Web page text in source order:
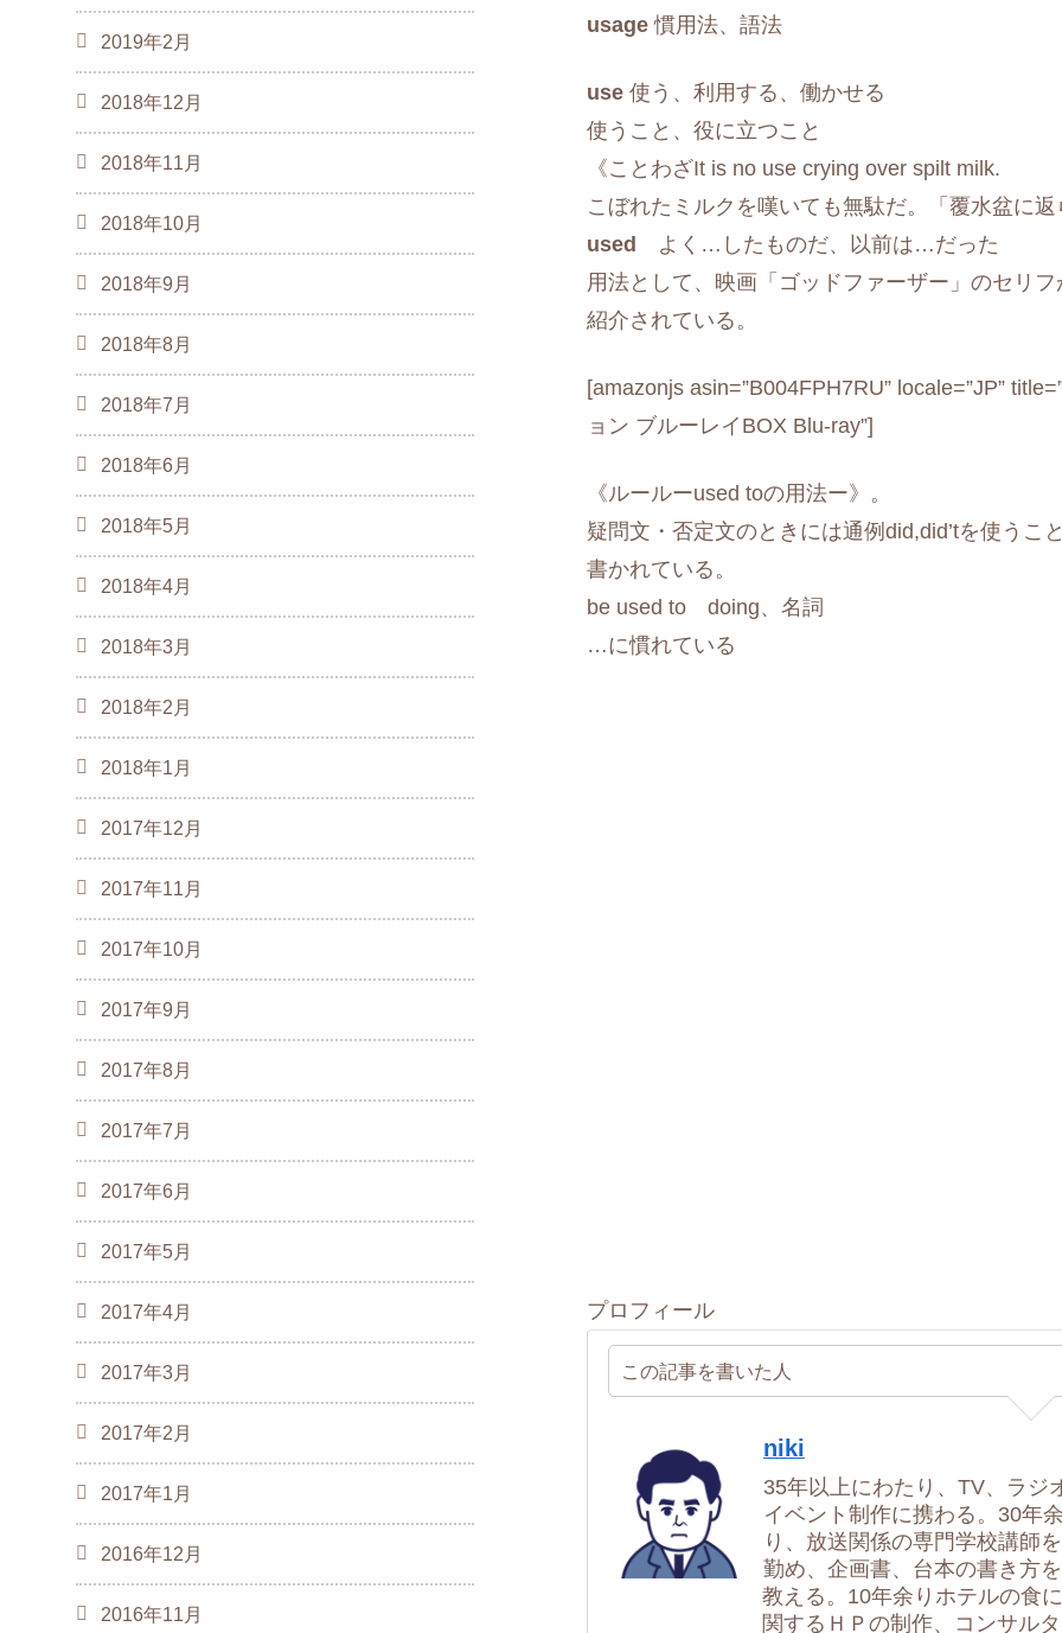
usage 慣用法、語法
use 使う、利用する、働かせる
使うこと、役に立つこと
《ことわざIt is no use crying over spilt milk.
こぼれたミルクを嘆いても無駄だ。「覆水盆に返
used よく…したものだ、以前は…だった
用法として、映画「ゴッドファーザー」のセリフ
紹介されている。
[amazonjs asin=”B004FPH7RU” locale=”JP”
ョン ブルーレイBOX Blu-ray”]
《ルールーused toの用法ー》。
疑問文・否定文のときには通例did,did’tを使うこ
書かれている。
be used to doing、名詞
…に慣れている
プロフィール
この記事を書いた人
niki
35年以上にわたり、TV、ラジ
イベント制作に携わる。30年余
り、放送関係の専門学校講師を
勤め、企画書、台本の書き方を
教える。10年余りホテルの食に
関するＨＰの制作、コンサルタ
2019年2月
2018年12月
2018年11月
2018年10月
2018年9月
2018年8月
2018年7月
2018年6月
2018年5月
2018年4月
2018年3月
2018年2月
2018年1月
2017年12月
2017年11月
2017年10月
2017年9月
2017年8月
2017年7月
2017年6月
2017年5月
2017年4月
2017年3月
2017年2月
2017年1月
2016年12月
2016年11月